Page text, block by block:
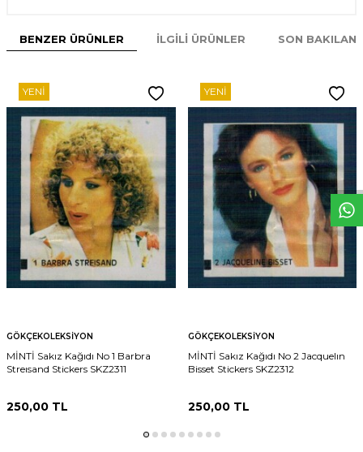
W
h
t
s
p
p
D
e
s
e
H
a
t
t
BENZER ÜRÜNLER İLGILI ÜRÜNLER SON
YENI
GÖKÇEKOLEKSIYON
MİNTİ Sakız Kağıdı No 1 Barbra
Streısand Stickers SKZ2311
250,00 TL
YENI
GÖKÇEKOLEKSIYON
MİNTİ Sakız Kağıdı No 2 Jacquelın
Bisset Stickers SKZ2312
250,00TL